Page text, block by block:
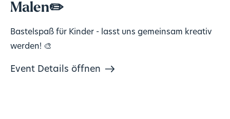
Malen✏️
Bastelspaß für Kinder - lasst uns gemeinsam kreativ
werden! 🎨
Event Details öffnen